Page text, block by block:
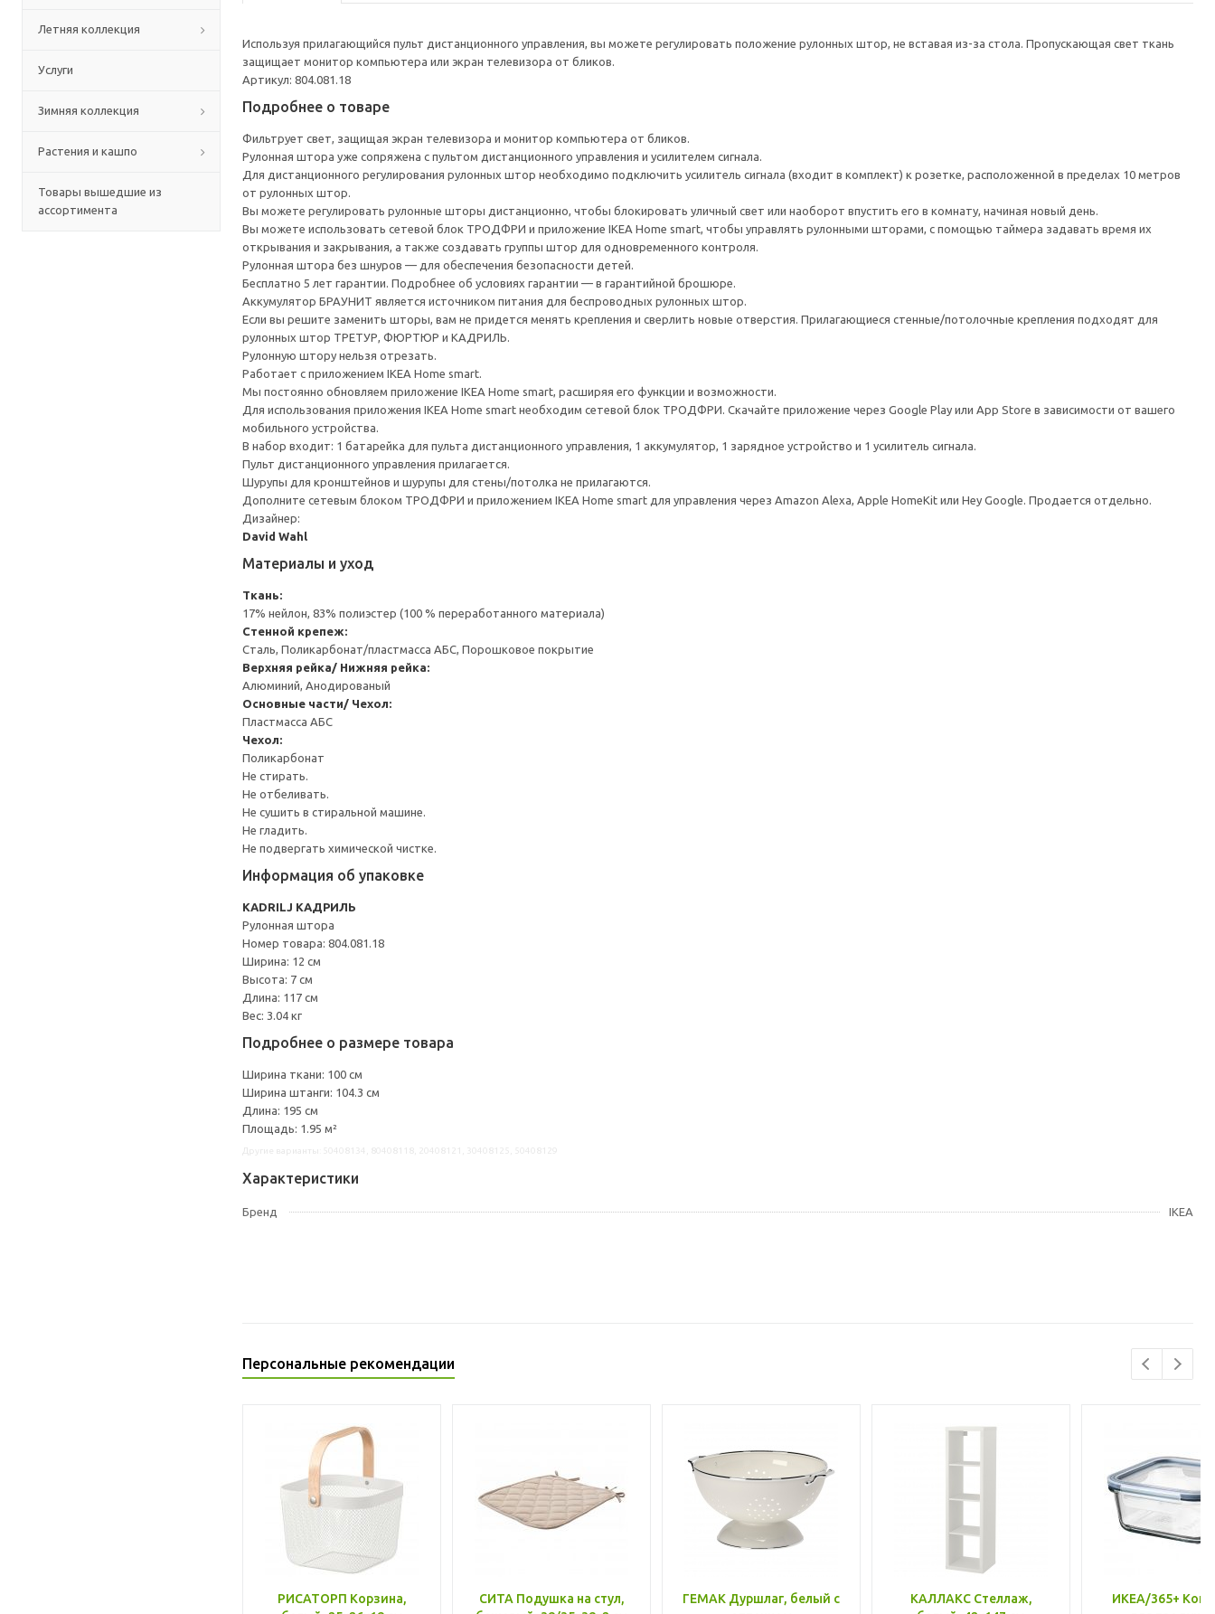
Летняя коллекция
Услуги
Зимняя коллекция
Растения и кашпо
Товары вышедшие из
ассортимента
Используя прилагающийся пульт дистанционного управления, вы можете регулировать положение рулонных штор, не вставая из-за стола. Пропускающая свет ткань
защищает монитор компьютера или экран телевизора от бликов.
Артикул: 804.081.18
Подробнее о товаре
Фильтрует свет, защищая экран телевизора и монитор компьютера от бликов.
Рулонная штора уже сопряжена с пультом дистанционного управления и усилителем сигнала.
Для дистанционного регулирования рулонных штор необходимо подключить усилитель сигнала (входит в комплект) к розетке, расположенной в пределах 10 метров
от рулонных штор.
Вы можете регулировать рулонные шторы дистанционно, чтобы блокировать уличный свет или наоборот впустить его в комнату, начиная новый день.
Вы можете использовать сетевой блок ТРОДФРИ и приложение IKEA Home smart, чтобы управлять рулонными шторами, с помощью таймера задавать время их
открывания и закрывания, а также создавать группы штор для одновременного контроля.
Рулонная штора без шнуров — для обеспечения безопасности детей.
Бесплатно 5 лет гарантии. Подробнее об условиях гарантии — в гарантийной брошюре.
Аккумулятор БРАУНИТ является источником питания для беспроводных рулонных штор.
Если вы решите заменить шторы, вам не придется менять крепления и сверлить новые отверстия. Прилагающиеся стенные/потолочные крепления подходят для
рулонных штор ТРЕТУР, ФЮРТЮР и КАДРИЛЬ.
Рулонную штору нельзя отрезать.
Работает с приложением IKEA Home smart.
Мы постоянно обновляем приложение IKEA Home smart, расширяя его функции и возможности.
Для использования приложения IKEA Home smart необходим сетевой блок ТРОДФРИ. Скачайте приложение через Google Play или App Store в зависимости от вашего
мобильного устройства.
В набор входит: 1 батарейка для пульта дистанционного управления, 1 аккумулятор, 1 зарядное устройство и 1 усилитель сигнала.
Пульт дистанционного управления прилагается.
Шурупы для кронштейнов и шурупы для стены/потолка не прилагаются.
Дополните сетевым блоком ТРОДФРИ и приложением IKEA Home smart для управления через Amazon Alexa, Apple HomeKit или Hey Google. Продается отдельно.
Дизайнер:
David Wahl
Материалы и уход
Ткань:
17% нейлон, 83% полиэстер (100 % переработанного материала)
Стенной крепеж:
Сталь, Поликарбонат/пластмасса АБС, Порошковое покрытие
Верхняя рейка/ Нижняя рейка:
Алюминий, Анодированый
Основные части/ Чехол:
Пластмасса АБС
Чехол:
Поликарбонат
Не стирать.
Не отбеливать.
Не сушить в стиральной машине.
Не гладить.
Не подвергать химической чистке.
Информация об упаковке
KADRILJ КАДРИЛЬ
Рулонная штора
Номер товара: 804.081.18
Ширина: 12 см
Высота: 7 см
Длина: 117 см
Вес: 3.04 кг
Подробнее о размере товара
Ширина ткани: 100 см
Ширина штанги: 104.3 см
Длина: 195 см
Площадь: 1.95 м²
Характеристики
Бренд IKEA
Персональные рекомендации
РИСАТОРП Корзина,
СИТА Подушка на стул,
ГЕМАК Дуршлаг, белый с
КАЛЛАКС Стеллаж,
ИКЕА/365+